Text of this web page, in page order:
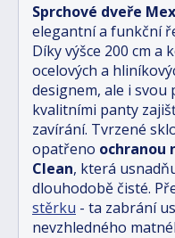
Sprchové dveře
elegantní a funkční
Díky výšce 200 cm a
ocelových a
designem, ale i svou
kvalitními panty
zavírání. Tvrzené
opatřeno ochranou
Clean, která
dlouhodobě čisté.
stěrku - ta zabrání
nevzhledného